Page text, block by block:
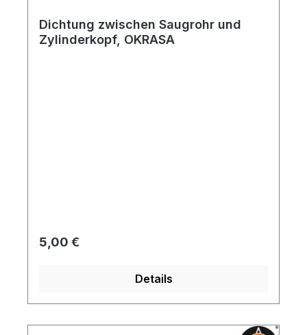
Dichtung zwischen Saugrohr und
Zylinderkopf, OKRASA
Regulärer Preis:
5,00 €
Details